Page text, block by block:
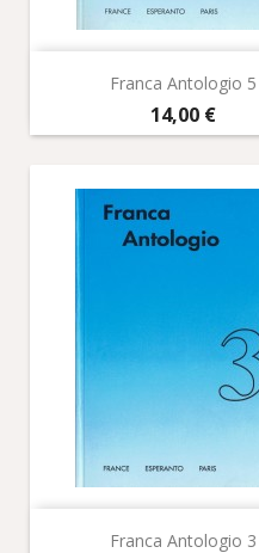
Franca Antologio 5
Prix
14,00 €
Franca Antologio 3